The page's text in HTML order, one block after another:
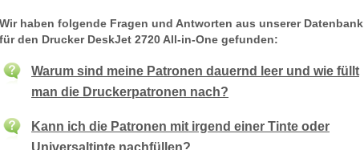
Wir haben folgende Fragen und Antworten aus unserer Datenbank
für den Drucker DeskJet 2720 All-in-One gefunden:
Warum sind meine Patronen dauernd leer und wie füllt
man die Druckerpatronen nach?
Kann ich die Patronen mit irgend einer Tinte oder
Universaltinte nachfüllen?